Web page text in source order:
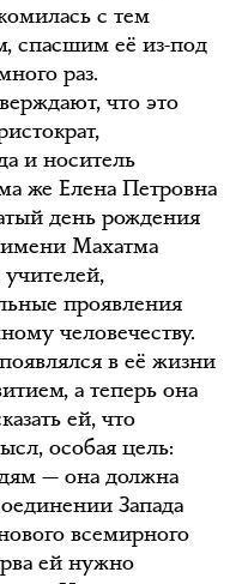
с тем
спасшим её из-под
раз.
что это
и носитель
же Елена Петровна
день рождения
имени Махатма
проявления
человечеству.
в её жизни
а теперь она
ей, что
особая цель:
— она должна
Запада
всемирного
ей нужно